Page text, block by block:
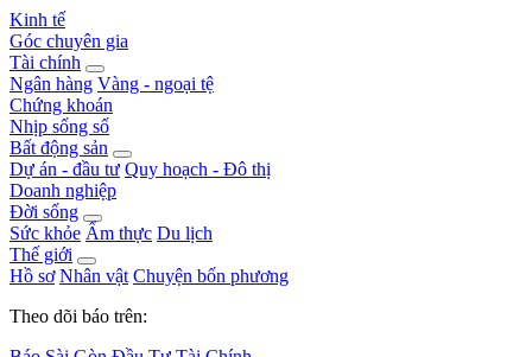
Kinh tế
Góc chuyên gia
Tài chính
Ngân hàng Vàng - ngoại tệ
Chứng khoán
Nhịp sống số
Bất động sản
Dự án - đầu tư Quy hoạch - Đô thị
Doanh nghiệp
Đời sống
Sức khỏe Ẩm thực Du lịch
Thế giới
Hồ sơ Nhân vật Chuyện bốn phương
Theo dõi báo trên: